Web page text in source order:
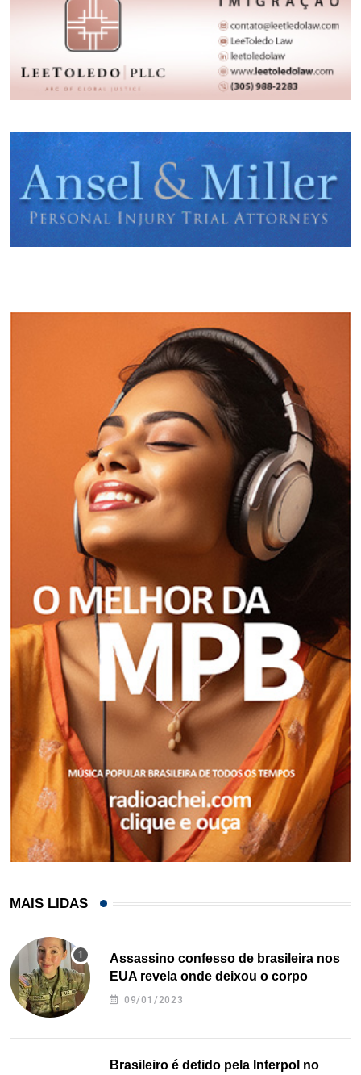
MAIS LIDAS
Assassino confesso de brasileira nos
EUA revela onde deixou o corpo
09/01/2023
Brasileiro é detido pela Interpol no